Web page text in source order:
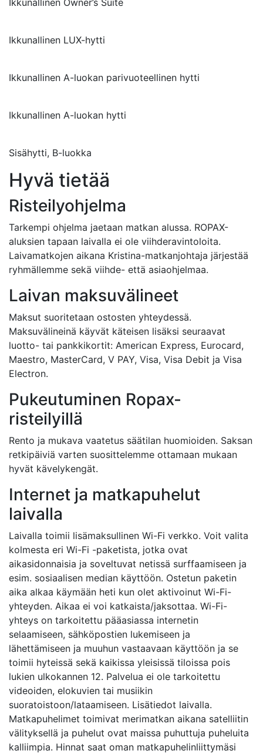
Ikkunallinen LUX-hytti
Ikkunallinen A-luokan parivuoteellinen hytti
Ikkunallinen A-luokan hytti
Sisähytti, B-luokka
Hyvä tietää
Risteilyohjelma
Tarkempi ohjelma jaetaan matkan alussa. ROPAX-
aluksien tapaan laivalla ei ole viihderavintoloita.
Laivamatkojen aikana Kristina-matkanjohtaja järjestää
ryhmällemme sekä viihde- että asiaohjelmaa.
Laivan maksuvälineet
Maksut suoritetaan ostosten yhteydessä.
Maksuvälineinä käyvät käteisen lisäksi seuraavat
luotto- tai pankkikortit: American Express, Eurocard,
Maestro, MasterCard, V PAY, Visa, Visa Debit ja Visa
Electron.
Pukeutuminen Ropax-
risteilyillä
Rento ja mukava vaatetus säätilan huomioiden. Saksan
retkipäiviä varten suosittelemme ottamaan mukaan
hyvät kävelykengät.
Internet ja matkapuhelut
laivalla
Laivalla toimii lisämaksullinen Wi-Fi verkko. Voit valita
kolmesta eri Wi-Fi -paketista, jotka ovat
aikasidonnaisia ja soveltuvat netissä surffaamiseen ja
esim. sosiaalisen median käyttöön. Ostetun paketin
aika alkaa käymään heti kun olet aktivoinut Wi-Fi-
yhteyden. Aikaa ei voi katkaista/jaksottaa. Wi-Fi-
yhteys on tarkoitettu pääasiassa internetin
selaamiseen, sähköpostien lukemiseen ja
lähettämiseen ja muuhun vastaavaan käyttöön ja se
toimii hyteissä sekä kaikissa yleisissä tiloissa pois
lukien ulkokannen 12. Palvelua ei ole tarkoitettu
videoiden, elokuvien tai musiikin
suoratoistoon/lataamiseen. Lisätiedot laivalla.
Matkapuhelimet toimivat merimatkan aikana satelliitin
välityksellä ja puhelut ovat maissa puhuttuja puheluita
kalliimpia. Hinnat saat oman matkapuhelinliittymäsi